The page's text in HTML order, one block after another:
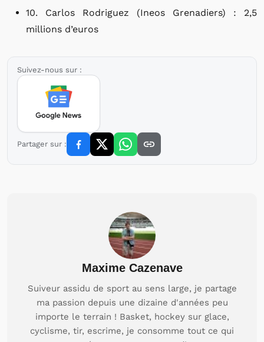
10. Carlos Rodriguez (Ineos Grenadiers) : 2,5
millions d’euros
Suivez-nous sur :
Partager sur :
Maxime Cazenave
Suiveur assidu de sport au sens large, je partage
ma passion depuis une dizaine d'années peu
importe le terrain ! Basket, hockey sur glace,
cyclisme, tir, escrime, je consomme tout ce qui